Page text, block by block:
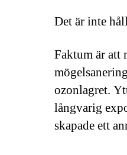
Det är inte
Faktum är att
ozonlagret.
långvarig
skapade ett